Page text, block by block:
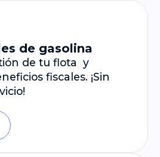
de gasolina
de tu flota y
fiscales. ¡Sin